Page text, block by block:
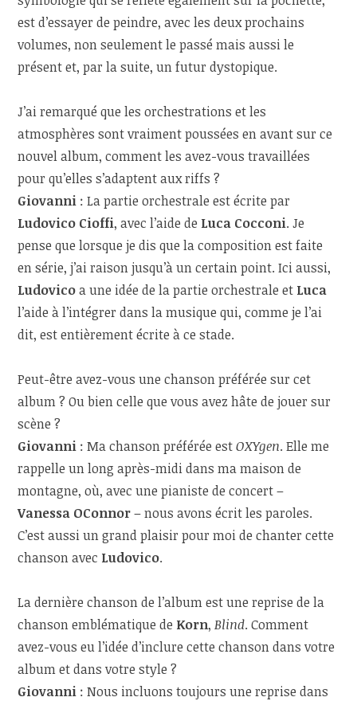
est d’essayer de peindre, avec les deux prochains
volumes, non seulement le passé mais aussi le
présent et, par la suite, un futur dystopique.
J’ai remarqué que les orchestrations et les
atmosphères sont vraiment poussées en avant sur ce
nouvel album, comment les avez-vous travaillées
pour qu’elles s’adaptent aux riffs ?
Giovanni : La partie orchestrale est écrite par
Ludovico Cioffi, avec l’aide de Luca Cocconi. Je
pense que lorsque je dis que la composition est faite
en série, j’ai raison jusqu’à un certain point. Ici aussi,
Ludovicoa une idée de la partie orchestrale et Luca
l’aide à l’intégrer dans la musique qui, comme je l’ai
dit, est entièrement écrite à ce stade.
Peut-être avez-vous une chanson préférée sur cet
album ? Ou bien celle que vous avez hâte de jouer sur
scène ?
Giovanni : Ma chanson préférée estOXYgen. Elle me
rappelle un long après-midi dans ma maison de
montagne, où, avec une pianiste de concert –
Vanessa OConnor– nous avons écrit les paroles.
C’est aussi un grand plaisir pour moi de chanter cette
chanson avec Ludovico.
La dernière chanson de l’album est une reprise de la
chanson emblématique de Korn,Blind. Comment
avez-vous eu l’idée d’inclure cette chanson dans votre
album et dans votre style ?
Giovanni : Nous incluons toujours une reprise dans